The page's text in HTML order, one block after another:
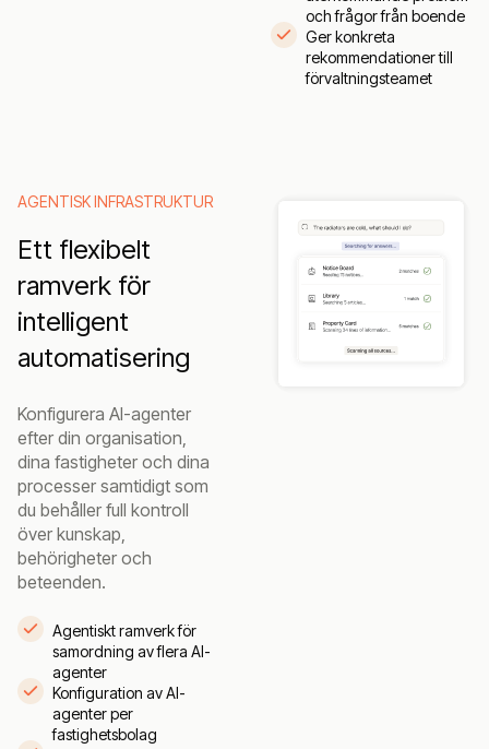
och frågor från boende
Ger konkreta
rekommendationer till
förvaltningsteamet
AGENTISK INFRASTRUKTUR
Ett flexibelt
ramverk för
intelligent
automatisering
Konfigurera AI-agenter
efter din organisation,
dina fastigheter och dina
processer samtidigt som
du behåller full kontroll
över kunskap,
behörigheter och
beteenden.
Agentiskt ramverk för
samordning av flera AI-
agenter
Konfiguration av AI-
agenter per
fastighetsbolag